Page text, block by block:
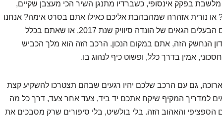
בפקק אינסופי, כשברדיו מתנגן השיר הכי מעצבן שקיים,
או נורית אזהרה שמהבהבת אליכם כאילו אתם בסרט אימה? אנחנו
כאן בדיוק בשביל זה. אם אתם הבעלים הגאים של הונדה סיוויק שנת 2017, או שאתם בכלל
הנחשק הזה, אתם במקום הנכון. הרכב הזה הוא מלך הכביש
אמין בדרך כלל, ופשוט כיף לנהוג בו.
גם עם הרכב שלכם יהיו רגעים שבהם תצטרכו להשקיע קצת
למדריך המקיף שיקח אתכם יד ביד, צעד אחר צעד, דרך כל מה
והאהוב הזה. בלי בולשיט, בלי סיפורים שרק מסבכים את